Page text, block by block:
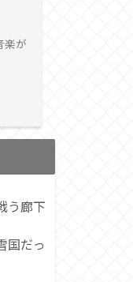
楽が
う廊下
国だっ